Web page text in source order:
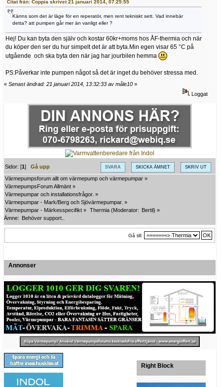
Citat från: Coppia skrivet 21 januari 2014, 07:25:55
Känns som det är läge för en reperatör, men rent tekniskt sett. Vad innebär
detta? att pumpen går mer än vanligt eller ?
Hej! Du kan byta den själv och kostar 60kr+moms hos ÅF-thermia och när
du köper den ser du hur simpelt det är att byta.Min egen visar 65 °C på
utgående och ska byta den när jag har jourbilen hemma
PS:Påverkar inte pumpen något så det är inget du behöver stressa med.
« Senast ändrad: 21 januari 2014, 13:32:33 av måle10 »
Loggat
SVARA SKICKA ÄMNET SKRIV UT
Sidor: [1]Gå upp
Värmepumpsforum allt om värmepump och värmepumpar »
VärmepumpsForum Allmänt »
Värmepumpar och installationsfrågor. »
Värmepumpar - Mark/Berg och Sjövärmepumpar. »
Värmepumpar - Märkesspecifikt » Thermia (Moderator: Bertil) »
Ämne: Behöver support..
Gå till:
Annonser
Right Block